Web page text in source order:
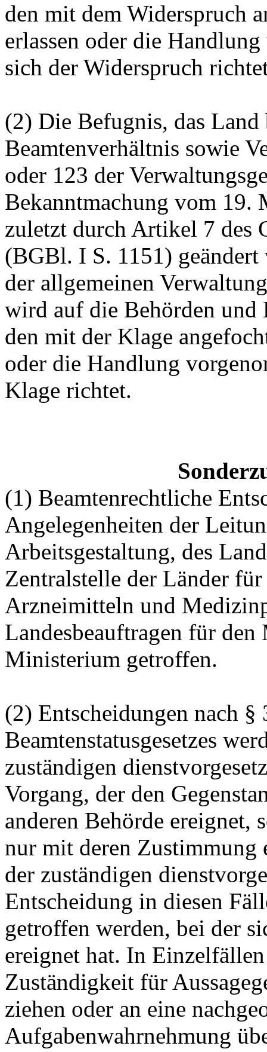
den mit dem Widerspruch
erlassen oder die
sich der Widerspruch
(2) Die Befugnis, das Land
Beamtenverhältnis sowie
oder 123 der
Bekanntmachung vom
zuletzt durch Artikel 7 des
(BGBl. I S. 1151)
der allgemeinen
wird auf die Behörden und
den mit der Klage
oder die Handlung
Klage richtet.
(1) Beamtenrechtliche
Angelegenheiten der
Arbeitsgestaltung, des
Zentralstelle der Länder
Arzneimitteln und
Landesbeauftragen für
Ministerium getroffen.
(2) Entscheidungen nach §
Beamtenstatusgesetzes
zuständigen
Vorgang, der den
anderen Behörde ereignet,
nur mit deren
der zuständigen
Entscheidung in diesen
getroffen werden, bei der
ereignet hat. In
Zuständigkeit für
ziehen oder an eine
Aufgabenwahrnehmung